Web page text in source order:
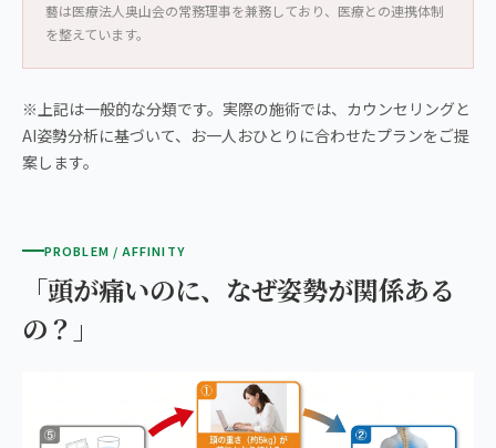
藝は医療法人奥山会の常務理事を兼務しており、医療との連携体制
を整えています。
※上記は一般的な分類です。実際の施術では、カウンセリングと
AI姿勢分析に基づいて、お一人おひとりに合わせたプランをご提
案します。
PROBLEM / AFFINITY
「頭が痛いのに、なぜ姿勢が関係ある
の？」